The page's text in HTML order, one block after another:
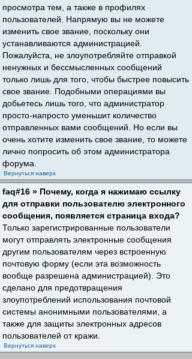
просмотра тем, а также в профилях
пользователей. Напрямую вы не можете
изменить свое звание, поскольку они
устанавливаются администрацией.
Пожалуйста, не злоупотребляйте отправкой
ненужных и бессмысленных сообщений
только лишь для того, чтобы быстрее повысить
свое звание. Подобными операциями вы
добьетесь лишь того, что администратор
просто-напросто уменьшит количество
отправленных вами сообщений. Но если вы
очень хотите изменить свое звание, то можете
лично попросить об этом администратора
форума.
Вернуться наверх
faq#16 » Почему, когда я нажимаю ссылку
для отправки пользователю электронного
сообщения, появляется страница входа?
Только зарегистрированные пользователи
могут отправлять электронные сообщения
другим пользователям через встроенную
почтовую форму (если эта возможность
вообще разрешена администрацией). Это
сделано для предотвращения
злоупотреблений использования почтовой
системы анонимными пользователями, а
также для защиты электронных адресов
пользователей от кражи.
Вернуться наверх